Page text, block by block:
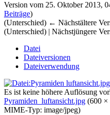
Version vom 25. Oktober 2013,
Beiträge)
(Unterschied) ← Nächstältere
(Unterschied) | Nächstjüngere
Datei
Dateiversionen
Dateiverwendung
Es ist keine höhere Auflösung
Pyramiden_luftansicht.jpg (600 ×
MIME-Typ: image/jpeg)